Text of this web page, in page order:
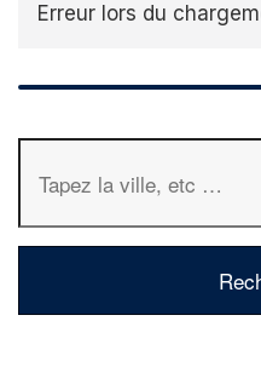
Erreur lors du